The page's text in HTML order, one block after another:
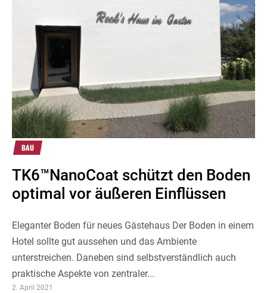
BAU
TK6™NanoCoat schützt den Boden
optimal vor äußeren Einflüssen
Eleganter Boden für neues Gästehaus Der Boden in einem
Hotel sollte gut aussehen und das Ambiente
unterstreichen. Daneben sind selbstverständlich auch
praktische Aspekte von zentraler...
2. April 2021